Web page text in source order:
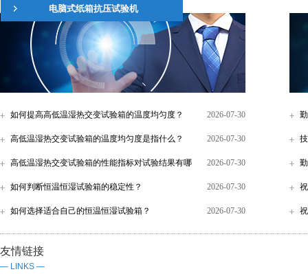
电脑式纸箱抗压试验机
仪表、车辆、塑胶制品、
属、食品、化学、建材、
疗、航天...
2026-07-30
如何提高高低温湿热交变试验箱的温度均匀度？
2026-07-30
高低温湿热交变试验箱的温度均匀度是指什么？
2026-07-30
高低温湿热交变试验箱的性能指标对试验结果有哪
些影响？ 2026-07-30
如何判断恒温恒湿试验箱的稳定性？
2026-07-30
如何选择适合自己的恒温恒湿试验箱？
友情链接
— LINKS —